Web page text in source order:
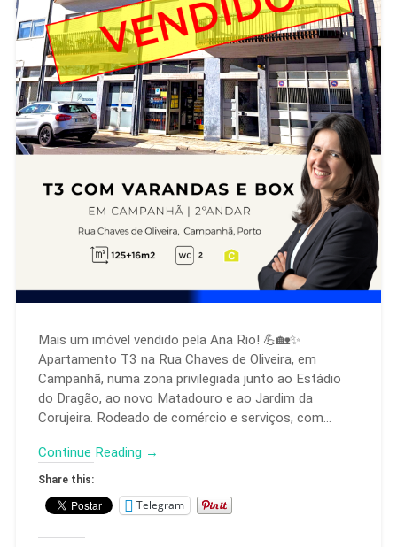
Mais um imóvel vendido pela Ana Rio! 💪🏡✨
Apartamento T3 na Rua Chaves de Oliveira, em
Campanhã, numa zona privilegiada junto ao Estádio
do Dragão, ao novo Matadouro e ao Jardim da
Corujeira. Rodeado de comércio e serviços, com…
Continue Reading →
Share this:
Telegram